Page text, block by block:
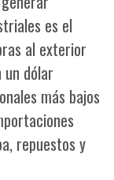
es el
al exterior
dólar
más bajos
repuestos y